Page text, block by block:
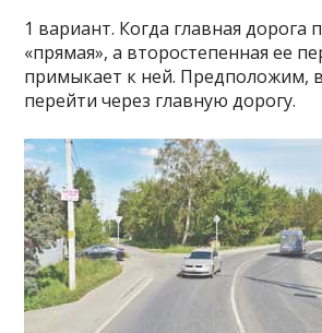
1 вариант. Когда главная дорога
«прямая», а второстепенная ее
примыкает к ней. Предположим,
перейти через главную дорогу.